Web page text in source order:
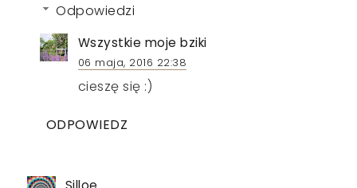
Odpowiedzi
Wszystkie moje bziki
06 maja, 2016 22:38
cieszę się :)
ODPOWIEDZ